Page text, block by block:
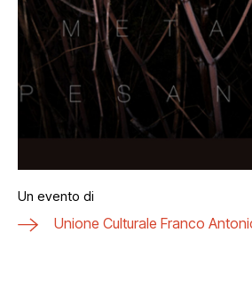
Un evento di
Unione Culturale Franco